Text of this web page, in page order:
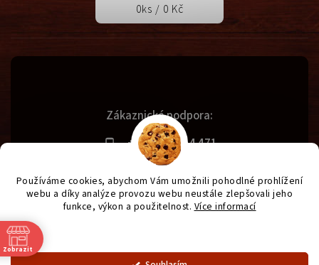
Používáme cookies, abychom Vám umožnili pohodlné prohlížení
webu a díky analýze provozu webu neustále zlepšovali jeho
funkce, výkon a použitelnost. Více informací
Zákaznická podpora:
+420 731 614 471
info@svetgrilu.cz
0ks / 0 Kč
Zobrazit